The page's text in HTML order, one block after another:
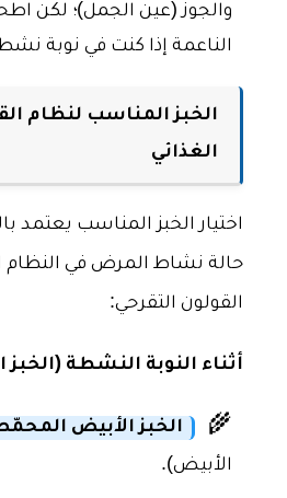
والجوز (عين الجمل)؛ لكن
الناعمة إذا كنت في نوبة
الخبز المناسب لنظام
الغذائي
اختيار الخبز المناسب يعتمد
حالة نشاط المرض في النظام
القولون التقرحي:
أثناء النوبة النشطة
🌾 الخبز الأبيض
الأبيض).